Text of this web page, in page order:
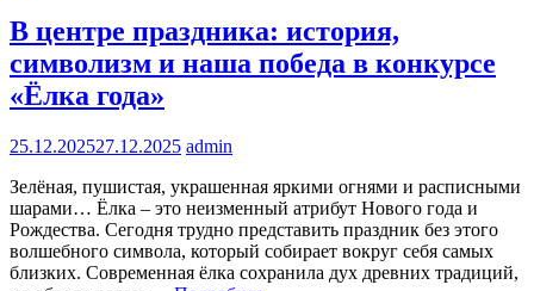
В центре праздника: история,
символизм и наша победа в конкурсе
«Ёлка года»
25.12.202527.12.2025 admin
Зелёная, пушистая, украшенная яркими огнями и расписными
шарами… Ёлка – это неизменный атрибут Нового года и
Рождества. Сегодня трудно представить праздник без этого
волшебного символа, который собирает вокруг себя самых
близких. Современная ёлка сохранила дух древних традиций,